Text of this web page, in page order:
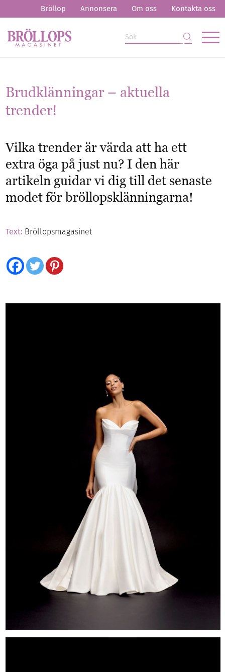
Bröllop Annonsera Om oss Kontakta oss
Brudklänningar – aktuella
trender!
Vilka trender är värda att ha ett
extra öga på just nu? I den här
artikeln guidar vi dig till det senaste
modet för bröllopsklänningarna!
Text: Bröllopsmagasinet